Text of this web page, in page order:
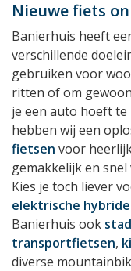
Nieuwe fiets
Banierhuis heeft
verschillende
gebruiken voor
ritten of om
je een auto hoeft
hebben wij een
fietsen voor
gemakkelijk en
Kies je toch liever
elektrische
Banierhuis ook
transportfietsen,
diverse